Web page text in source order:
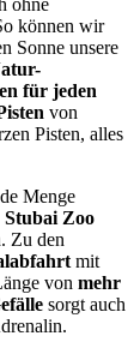
können wir
Sonne unsere
für jeden
von
Pisten, alles
Menge
Zoo
Zu den
mit
von mehr
sorgt auch